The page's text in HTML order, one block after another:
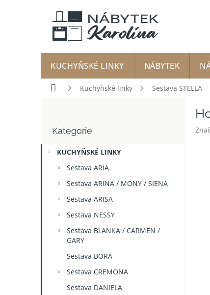
KUCHYŇSKÉ LINKY NÁBYTEK
Domů Kuchyňské linky Sestava STELLA
r
kategorie
Kategorie
KUCHYŇSKÉ LINKY
Sestava ARIA
Sestava ARINA / MONY / SIENA
Sestava ARISA
Sestava NESSY
Sestava BLANKA / CARMEN /
GARY
Sestava BORA
Sestava CREMONA
Sestava DANIELA